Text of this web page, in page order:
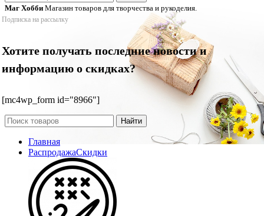
Маг Хобби Магазин товаров для творчества и рукоделия.
Подписка на рассылку
Хотите получать последние новости и
информацию о скидках?
[mc4wp_form id="8966"]
Найти
Главная
РаспродажаСкидки